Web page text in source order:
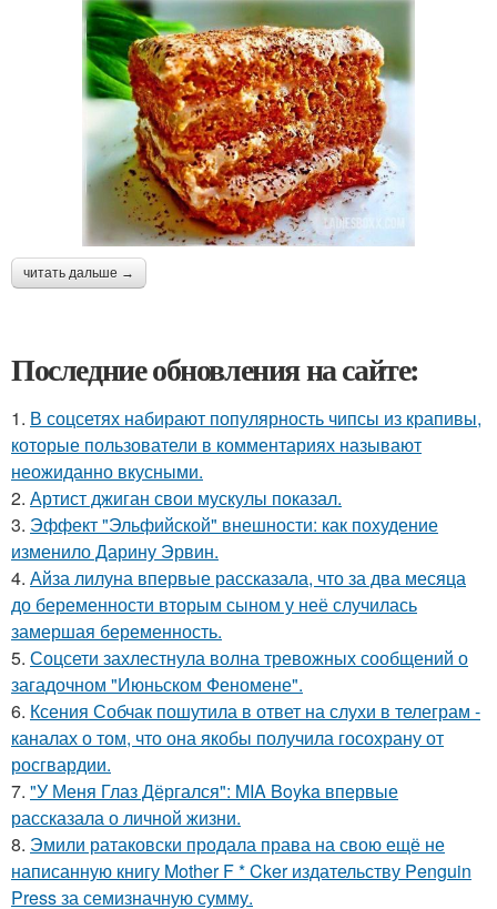
читать дальше →
Последние обновления на сайте:
1. В соцсетях набирают популярность чипсы из крапивы,
которые пользователи в комментариях называют
неожиданно вкусными.
2. Артист джиган свои мускулы показал.
3. Эффект "Эльфийской" внешности: как похудение
изменило Дарину Эрвин.
4. Айза лилуна впервые рассказала, что за два месяца
до беременности вторым сыном у неё случилась
замершая беременность.
5. Соцсети захлестнула волна тревожных сообщений о
загадочном "Июньском Феномене".
6. Ксения Собчак пошутила в ответ на слухи в телеграм -
каналах о том, что она якобы получила госохрану от
росгвардии.
7. "У Меня Глаз Дёргался": MIA Boyka впервые
рассказала о личной жизни.
8. Эмили ратаковски продала права на свою ещё не
написанную книгу Mother F * Cker издательству Penguin
Press за семизначную сумму.